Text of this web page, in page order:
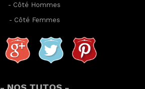
- Côté Hommes
- Côté Femmes